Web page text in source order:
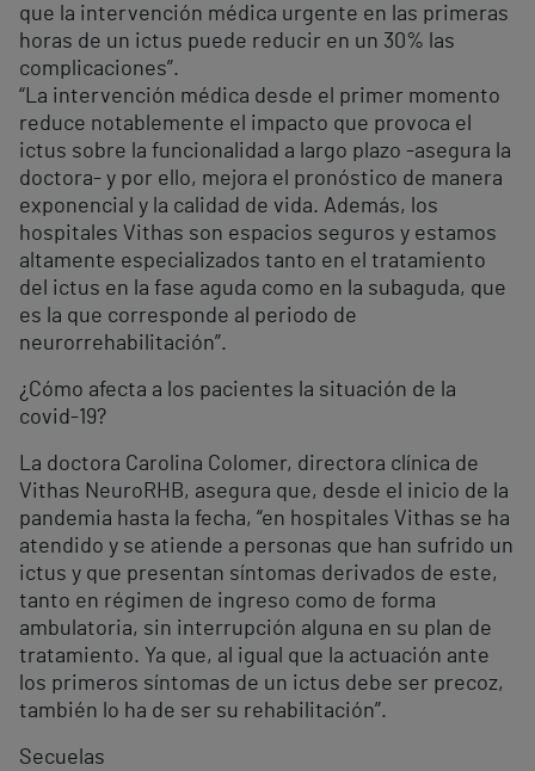
que la intervención médica urgente en las primeras
horas de un ictus puede reducir en un 30% las
complicaciones”.
“La intervención médica desde el primer momento
reduce notablemente el impacto que provoca el
ictus sobre la funcionalidad a largo plazo -asegura la
doctora- y por ello, mejora el pronóstico de manera
exponencial y la calidad de vida. Además, los
hospitales Vithas son espacios seguros y estamos
altamente especializados tanto en el tratamiento
del ictus en la fase aguda como en la subaguda, que
es la que corresponde al periodo de
neurorrehabilitación”.
¿Cómo afecta a los pacientes la situación de la
covid-19?
La doctora Carolina Colomer, directora clínica de
Vithas NeuroRHB, asegura que, desde el inicio de la
pandemia hasta la fecha, “en hospitales Vithas se ha
atendido y se atiende a personas que han sufrido un
ictus y que presentan síntomas derivados de este,
tanto en régimen de ingreso como de forma
ambulatoria, sin interrupción alguna en su plan de
tratamiento. Ya que, al igual que la actuación ante
los primeros síntomas de un ictus debe ser precoz,
también lo ha de ser su rehabilitación”.
Secuelas